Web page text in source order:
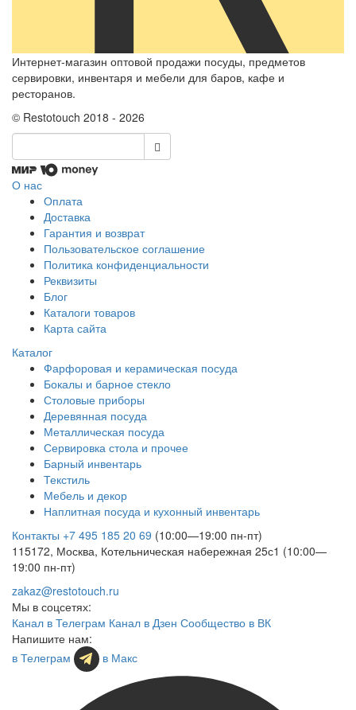
Интернет-магазин оптовой продажи посуды, предметов
сервировки, инвентаря и мебели для баров, кафе и
ресторанов.
© Restotouch 2018 - 2026
О нас
Оплата
Доставка
Гарантия и возврат
Пользовательское соглашение
Политика конфиденциальности
Реквизиты
Блог
Каталоги товаров
Карта сайта
Каталог
Фарфоровая и керамическая посуда
Бокалы и барное стекло
Столовые приборы
Деревянная посуда
Металлическая посуда
Сервировка стола и прочее
Барный инвентарь
Текстиль
Мебель и декор
Наплитная посуда и кухонный инвентарь
Контакты +7 495 185 20 69 (10:00—19:00 пн-пт)
115172, Москва, Котельническая набережная 25с1 (10:00—
19:00 пн-пт)
zakaz@restotouch.ru
Мы в соцсетях:
Канал в Телеграм Канал в Дзен Сообщество в ВК
Напишите нам:
в Телеграм
в Макс